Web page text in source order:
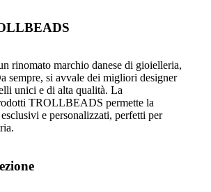
rinomato marchio danese di gioielleria,
sempre, si avvale dei migliori designer
unici e di alta qualità. La
TROLLBEADS permette la
e personalizzati, perfetti per